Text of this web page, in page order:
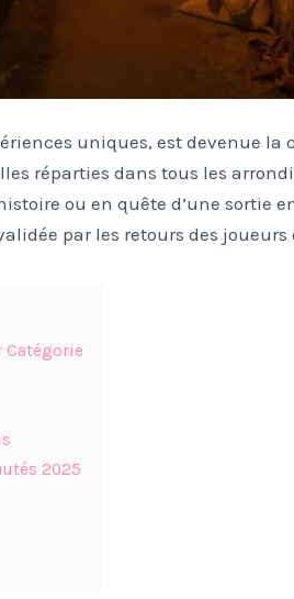
uniques, est devenue la
réparties dans tous les
ou en quête d’une sortie
par les retours des
Catégorie
2025